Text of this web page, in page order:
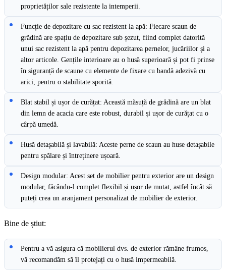
proprietăților sale rezistente la intemperii.
Funcție de depozitare cu sac rezistent la apă: Fiecare scaun de
grădină are spațiu de depozitare sub șezut, fiind complet datorită
unui sac rezistent la apă pentru depozitarea pernelor, jucăriilor și a
altor articole. Gențile interioare au o husă superioară și pot fi prinse
în siguranță de scaune cu elemente de fixare cu bandă adezivă cu
arici, pentru o stabilitate sporită.
Blat stabil și ușor de curățat: Această măsuță de grădină are un blat
din lemn de acacia care este robust, durabil și ușor de curățat cu o
cârpă umedă.
Husă detașabilă și lavabilă: Aceste perne de scaun au huse detașabile
pentru spălare și întreținere ușoară.
Design modular: Acest set de mobilier pentru exterior are un design
modular, făcându-l complet flexibil și ușor de mutat, astfel încât să
puteți crea un aranjament personalizat de mobilier de exterior.
Bine de știut:
Pentru a vă asigura că mobilierul dvs. de exterior rămâne frumos,
vă recomandăm să îl protejați cu o husă impermeabilă.